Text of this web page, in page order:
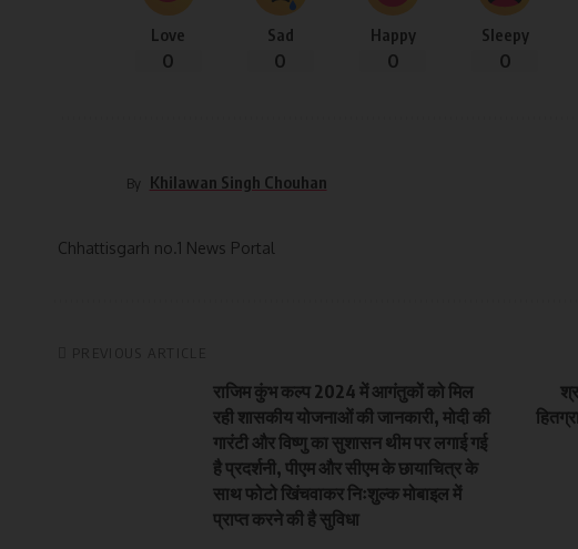
Love
0
Sad
0
Happy
0
Sleepy
0
By Khilawan Singh Chouhan
Chhattisgarh no.1 News Portal
राजिम कुंभ कल्प 2024 में आगंतुकों को मिल
रही शासकीय योजनाओं की जानकारी, मोदी की
गारंटी और विष्णु का सुशासन थीम पर लगाई गई
है प्रदर्शनी, पीएम और सीएम के छायाचित्र के
साथ फोटो खिंचवाकर निःशुल्क मोबाइल में
प्राप्त करने की है सुविधा